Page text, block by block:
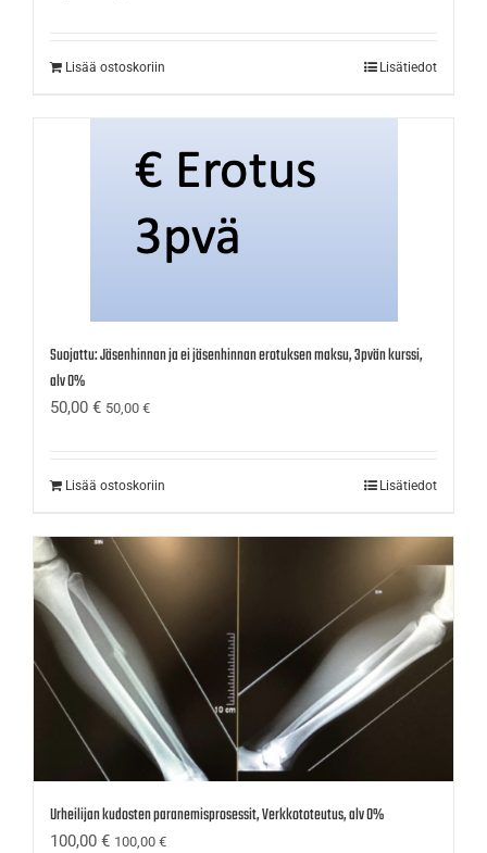
Lisää ostoskoriin Lisätiedot
Suojattu: Jäsenhinnan ja ei jäsenhinnan erotuksen maksu, 3pvän kurssi,
alv 0%
50,00 € 50,00 €
Lisää ostoskoriin Lisätiedot
Urheilijan kudosten paranemisprosessit, Verkkototeutus, alv 0%
100,00 € 100,00 €